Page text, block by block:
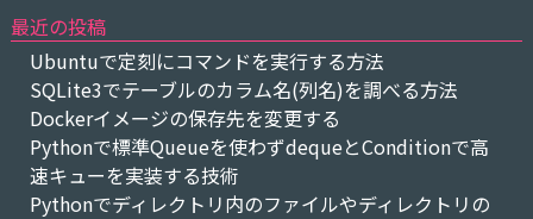
最近の投稿
Ubuntuで定刻にコマンドを実行する方法
SQLite3でテーブルのカラム名(列名)を調べる方法
Dockerイメージの保存先を変更する
Pythonで標準Queueを使わずdequeとConditionで高
速キューを実装する技術
Pythonでディレクトリ内のファイルやディレクトリの